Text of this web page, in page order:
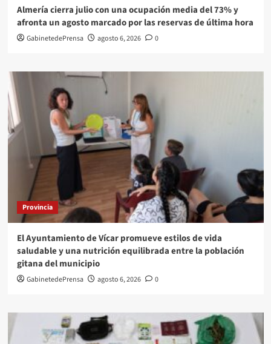
Almería cierra julio con una ocupación media del 73% y
afronta un agosto marcado por las reservas de última hora
GabinetedePrensa agosto 6, 2026 0
Provincia
El Ayuntamiento de Vícar promueve estilos de vida
saludable y una nutrición equilibrada entre la población
gitana del municipio
GabinetedePrensa agosto 6, 2026 0